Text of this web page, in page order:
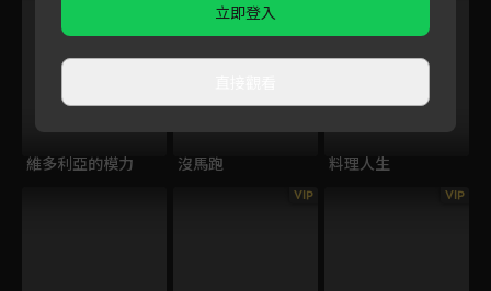
維多利亞的模力 沒馬跑 料理人生
VIP VIP
立即登入